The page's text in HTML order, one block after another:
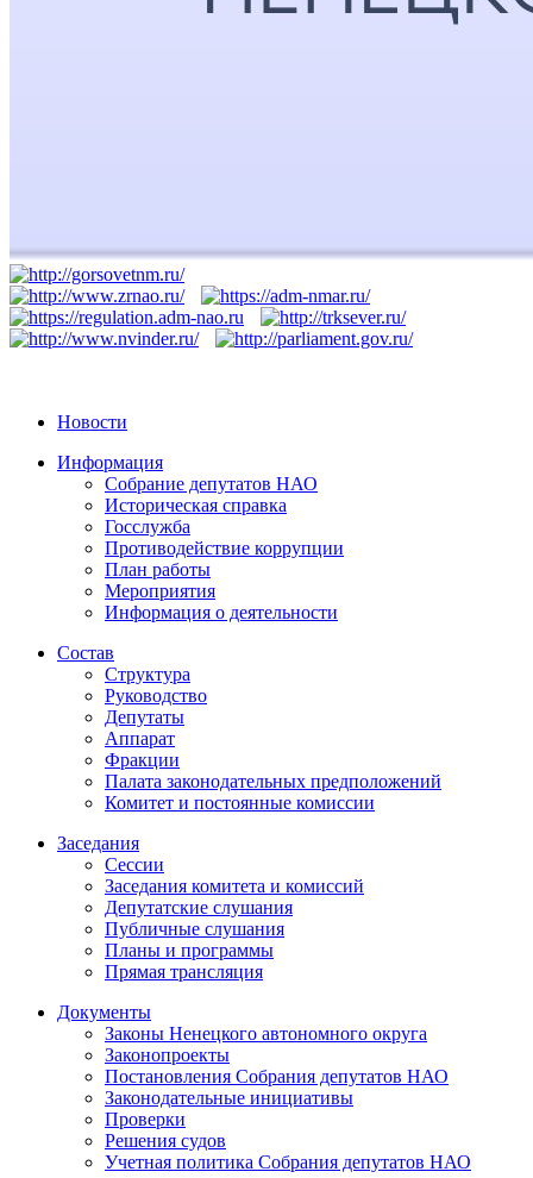
Новости
Информация
Собрание депутатов НАО
Историческая справка
Госслужба
Противодействие коррупции
План работы
Мероприятия
Информация о деятельности
Состав
Структура
Руководство
Депутаты
Аппарат
Фракции
Палата законодательных предположений
Комитет и постоянные комиссии
Заседания
Сессии
Заседания комитета и комиссий
Депутатские слушания
Публичные слушания
Планы и программы
Прямая трансляция
Документы
Законы Ненецкого автономного округа
Законопроекты
Постановления Собрания депутатов НАО
Законодательные инициативы
Проверки
Решения судов
Учетная политика Собрания депутатов НАО